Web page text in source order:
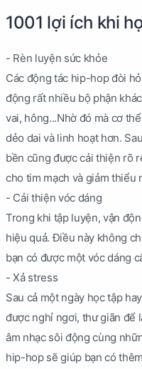
1001 lợi ích khi
- Rèn luyện sức khỏe
Các động tác hip-hop đòi
động rất nhiều bộ phận
vai, hông...Nhờ đó mà cơ
dẻo dai và linh hoạt hơn.
bền cũng được cải thiện rõ
cho tim mạch và giảm thiểu
- Cải thiện vóc dáng
Trong khi tập luyện, vận
hiệu quả. Điều này không
bạn có được một vóc dáng
- Xả stress
Sau cả một ngày học tập
được nghỉ ngơi, thư giãn để
âm nhạc sôi động cùng
hip-hop sẽ giúp bạn có